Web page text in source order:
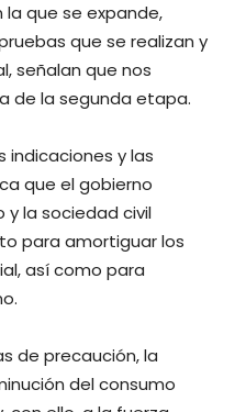
que se expande,
que se realizan y
señalan que nos
de la segunda etapa.
y las
que el gobierno
la sociedad civil
para amortiguar los
así como para
de precaución, la
del consumo